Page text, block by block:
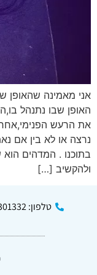
אני מאמינה שהאופן
האופן שבו נתנהל
את הרעש
נרצה או לא בין אם
בתוכנו . המדהים הוא
ולהקשיב […]
טלפון: 050-2301332